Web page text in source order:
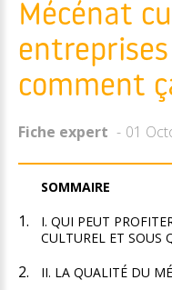
Mécénat
comment
Fiche expert 01
SOMMAIRE
I. QUI PEUT
CULTUREL ET SOUS
II. LA QUALITÉ DU